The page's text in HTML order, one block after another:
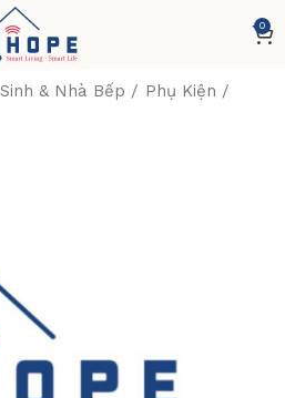
0
& Nhà Bếp Phụ Kiện